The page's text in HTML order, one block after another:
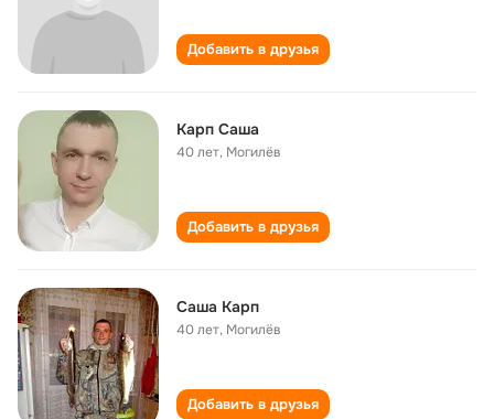
Добавить в друзья
Карп Саша
40 лет, Могилёв
Добавить в друзья
Саша Карп
40 лет, Могилёв
Добавить в друзья